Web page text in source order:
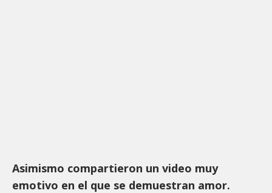
Asimismo compartieron un video muy
emotivo en el que se demuestran amor.